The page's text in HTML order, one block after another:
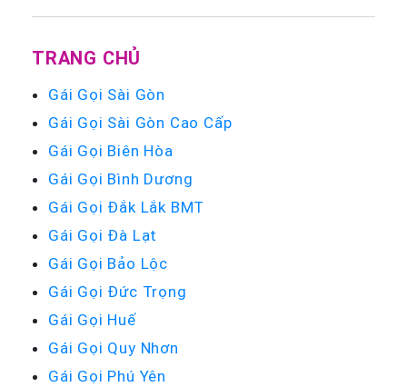
TRANG CHỦ
Gái Gọi Sài Gòn
Gái Gọi Sài Gòn Cao Cấp
Gái Gọi Biên Hòa
Gái Gọi Bình Dương
Gái Gọi Đắk Lắk BMT
Gái Gọi Đà Lạt
Gái Gọi Bảo Lộc
Gái Gọi Đức Trọng
Gái Gọi Huế
Gái Gọi Quy Nhơn
Gái Gọi Phú Yên